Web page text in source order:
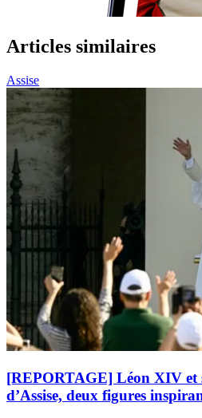
Articles similaires
Assise
[REPORTAGE] Léon XIV et
d’Assise, deux figures